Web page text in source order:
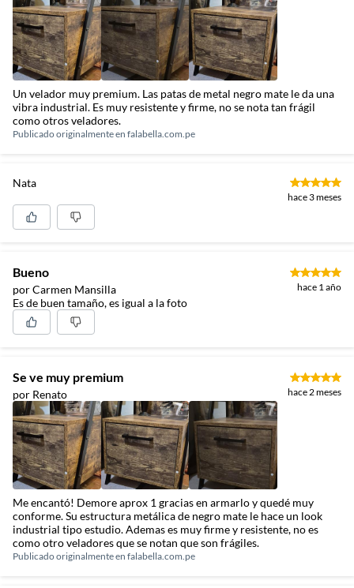
Un velador muy premium. Las patas de metal negro mate le da una
vibra industrial. Es muy resistente y firme, no se nota tan frágil
como otros veladores.
Publicado originalmente en falabella.com.pe
Nata
hace 3 meses
Bueno
por Carmen Mansilla hace 1 año
Es de buen tamaño, es igual a la foto
Se ve muy premium
por Renato hace 2 meses
Me encantó! Demore aprox 1 gracias en armarlo y quedé muy
conforme. Su estructura metálica de negro mate le hace un look
industrial tipo estudio. Ademas es muy firme y resistente, no es
como otro veladores que se notan que son frágiles.
Publicado originalmente en falabella.com.pe